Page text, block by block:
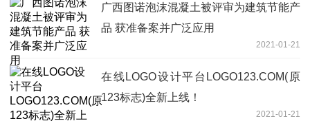
广西图诺泡沫混凝土被评审为建筑节能产
品 获准备案并广泛应用
2021-01-21
在线LOGO设计平台LOGO123.COM(原
123标志)全新上线！
2021-01-21